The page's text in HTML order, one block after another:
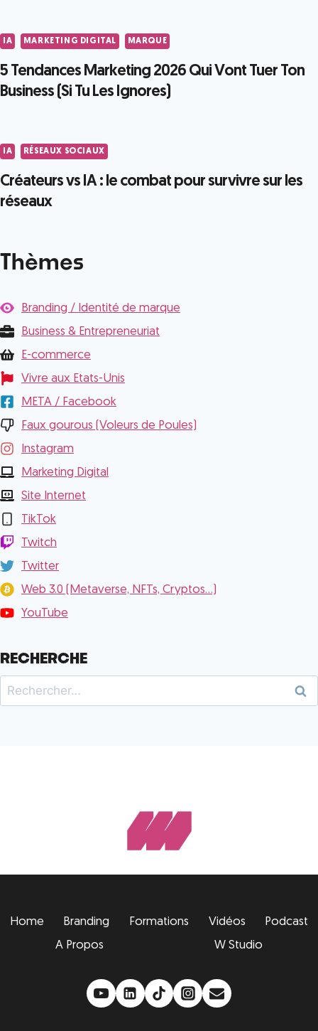
IA MARKETING DIGITAL MARQUE
5 Tendances Marketing 2026 Qui Vont Tuer Ton
Business (Si Tu Les Ignores)
IA RÉSEAUX SOCIAUX
Créateurs vs IA : le combat pour survivre sur les
réseaux
Thèmes
Branding / Identité de marque
Business & Entrepreneuriat
E-commerce
Vivre aux Etats-Unis
META / Facebook
Faux gourous (Voleurs de Poules)
Instagram
Marketing Digital
Site Internet
TikTok
Twitch
Twitter
Web 3.0 (Metaverse, NFTs, Cryptos...)
YouTube
RECHERCHE
Home Branding Formations Vidéos
Podcast
A Propos
W Studio